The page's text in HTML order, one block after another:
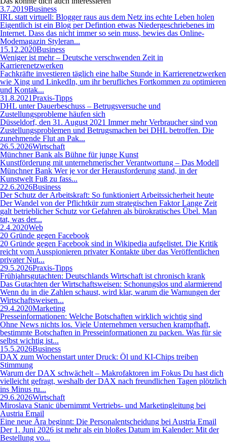
3.7.2019Business
IRL statt virtuell: Blogger raus aus dem Netz ins echte Leben holen
Eigentlich ist ein Blog per Defintion etwas Niedergeschriebenes im
Internet. Dass das nicht immer so sein muss, bewies das Online-
Modemagazin Styleran...
15.12.2020Business
Weniger ist mehr – Deutsche verschwenden Zeit in
Karrierenetzwerken
Fachkräfte investieren täglich eine halbe Stunde in Karrierenetzwerken
wie Xing und LinkedIn, um ihr berufliches Fortkommen zu optimieren
und Kontak...
31.8.2021Praxis-Tipps
DHL unter Dauerbeschuss – Betrugsversuche und
Zustellungsprobleme häufen sich
Düsseldorf, den 31. August 2021 Immer mehr Verbraucher sind von
Zustellungsproblemen und Betrugsmachen bei DHL betroffen. Die
zunehmende Flut an Pak...
26.5.2026Wirtschaft
Münchner Bank als Bühne für junge Kunst
Kunstförderung mit unternehmerischer Verantwortung – Das Modell
Münchner Bank Wer je vor der Herausforderung stand, in der
Kunstwelt Fuß zu fass...
22.6.2026Business
Der Schutz der Arbeitskraft: So funktioniert Arbeitssicherheit heute
Der Wandel von der Pflichtkür zum strategischen Faktor Lange Zeit
galt betrieblicher Schutz vor Gefahren als bürokratisches Übel. Man
tat, was der...
2.4.2020Web
20 Gründe gegen Facebook
20 Gründe gegen Facebook sind in Wikipedia aufgelistet. Die Kritik
reicht vom Ausspionieren privater Kontakte über das Veröffentlichen
privater Nut...
29.5.2026Praxis-Tipps
Frühjahrsgutachten: Deutschlands Wirtschaft ist chronisch krank
Das Gutachten der Wirtschaftsweisen: Schonungslos und alarmierend
Wenn du in die Zahlen schaust, wird klar, warum die Warnungen der
Wirtschaftsweisen...
29.4.2020Marketing
Presseinformationen: Welche Botschaften wirklich wichtig sind
Ohne News nichts los. Viele Unternehmen versuchen krampfhaft,
bestimmte Botschaften in Presseinformationen zu packen. Was für sie
selbst wichtig ist...
15.5.2026Business
DAX zum Wochenstart unter Druck: Öl und KI-Chips treiben
Stimmung
Warum der DAX schwächelt – Makrofaktoren im Fokus Du hast dich
vielleicht gefragt, weshalb der DAX nach freundlichen Tagen plötzlich
ins Minus ru...
29.6.2026Wirtschaft
Miroslava Stanic übernimmt Vertriebs- und Marketingleitung bei
Austria Email
Eine neue Ära beginnt: Die Personalentscheidung bei Austria Email
Der 1. Juni 2026 ist mehr als ein bloßes Datum im Kalender: Mit der
Bestellung vo...